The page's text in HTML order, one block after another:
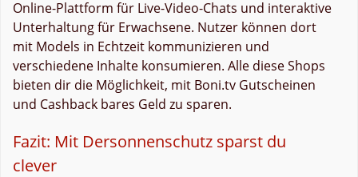
Online-Plattform für Live-Video-Chats und interaktive
Unterhaltung für Erwachsene. Nutzer können dort
mit Models in Echtzeit kommunizieren und
verschiedene Inhalte konsumieren. Alle diese Shops
bieten dir die Möglichkeit, mit Boni.tv Gutscheinen
und Cashback bares Geld zu sparen.
Fazit: Mit Dersonnenschutz sparst du
clever